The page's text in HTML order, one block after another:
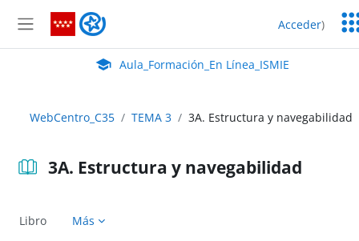
Panel lateral
Aula_Formación_En Línea_ISMIE Acceder)
Aula Virtual de EducaMadrid:
Aula_Formación_En Línea_ISMIE
WebCentro_C35 TEMA 3 3A. Estructura y navegabilidad
3A. Estructura y navegabilidad
Libro Más